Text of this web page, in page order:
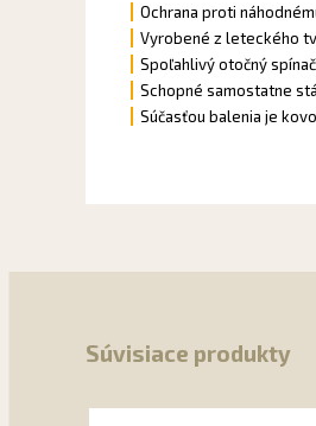
Ochrana proti
Vyrobené z leteckého
Spoľahlivý otočný
Schopné samostatne
Súčasťou balenia je
Súvisiace produkty